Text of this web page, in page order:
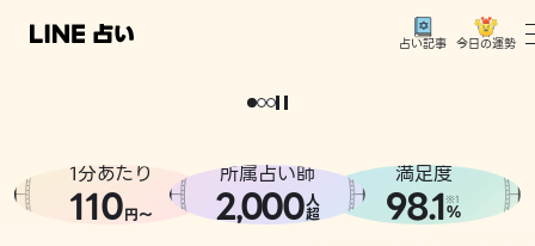
占い記事 今日の運勢
相談事例
どうせなら
。
1分あたり
110円〜
所属占い師
2,000人
超
満足度
98.1※1
%